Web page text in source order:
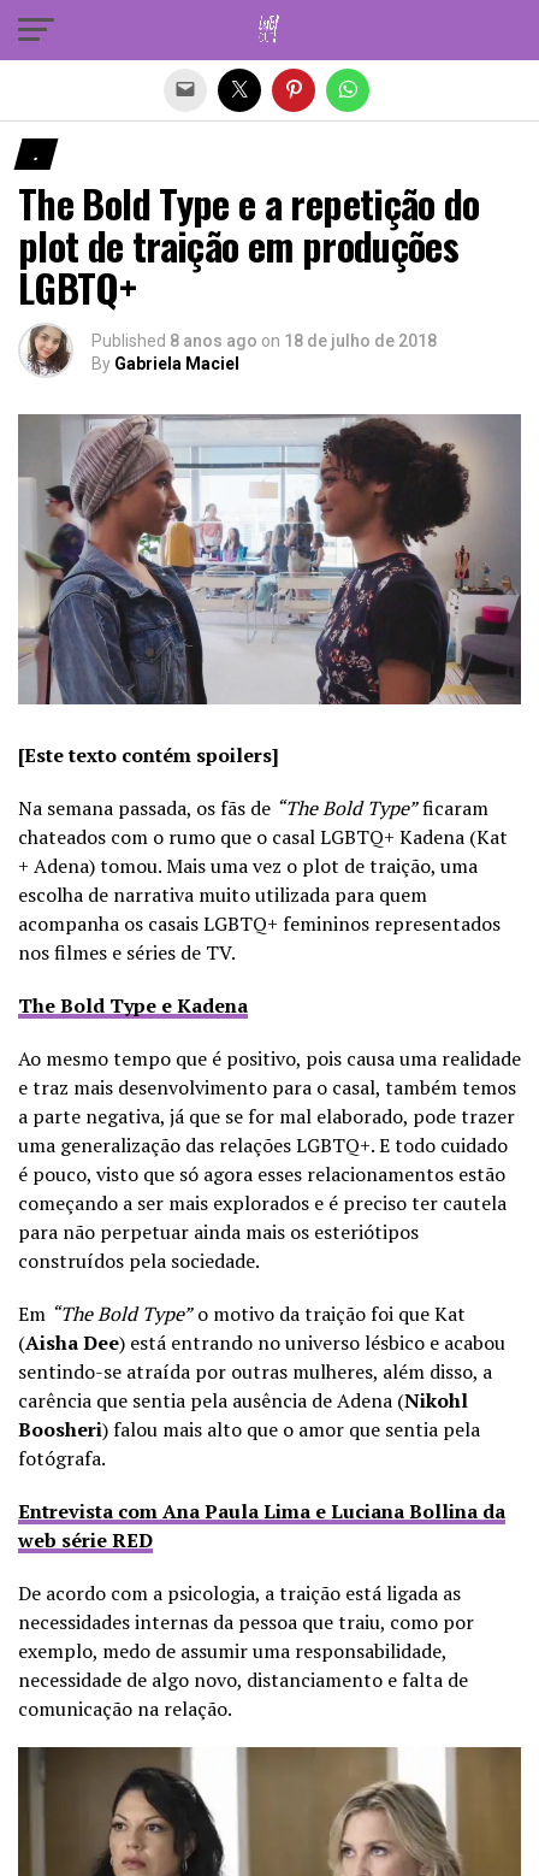
.
The Bold Type e a repetição do
plot de traição em produções
LGBTQ+
Published 8 anos ago on 18 de julho de 2018
By Gabriela Maciel
[Este texto contém spoilers]
Na semana passada, os fãs de “The Bold Type”ficaram
chateados com o rumo que o casal LGBTQ+ Kadena (Kat
+ Adena) tomou. Mais uma vez o plot de traição, uma
escolha de narrativa muito utilizada para quem
acompanha os casais LGBTQ+ femininos representados
nos filmes e séries de TV.
The Bold Type e Kadena
Ao mesmo tempo que é positivo, pois causa uma realidade
e traz mais desenvolvimento para o casal, também temos
a parte negativa, já que se for mal elaborado, pode trazer
uma generalização das relações LGBTQ+. E todo cuidado
é pouco, visto que só agora esses relacionamentos estão
começando a ser mais explorados e é preciso ter cautela
para não perpetuar ainda mais os esteriótipos
construídos pela sociedade.
Em “The Bold Type”o motivo da traição foi que Kat
(Aisha Dee) está entrando no universo lésbico e acabou
sentindo-se atraída por outras mulheres, além disso, a
carência que sentia pela ausência de Adena (Nikohl
Boosheri) falou mais alto que o amor que sentia pela
fotógrafa.
Entrevista com Ana Paula Lima e Luciana Bollina da
web série RED
De acordo com a psicologia, a traição está ligada as
necessidades internas da pessoa que traiu, como por
exemplo, medo de assumir uma responsabilidade,
necessidade de algo novo, distanciamento e falta de
comunicação na relação.
Sair da versão mobile